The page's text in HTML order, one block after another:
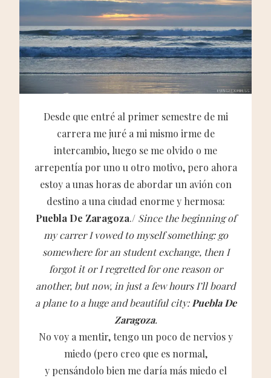
Desde que entré al primer semestre de mi
carrera me juré a mi mismo irme de
intercambio, luego se me olvido o me
arrepentía por uno u otro motivo, pero ahora
estoy a unas horas de abordar un avión con
destino a una ciudad enorme y hermosa:
Puebla De Zaragoza./ Since the beginning of
my carrer I vowed to myself something: go
somewhere for an student exchange, then I
forgot it or I regretted for one reason or
another, but now, in just a few hours I’ll board
a plane to a huge and beautiful city:Puebla De
Zaragoza.
No voy a mentir, tengo un poco de nervios y
miedo (pero creo que es normal,
y pensándolo bien me daría más miedo el